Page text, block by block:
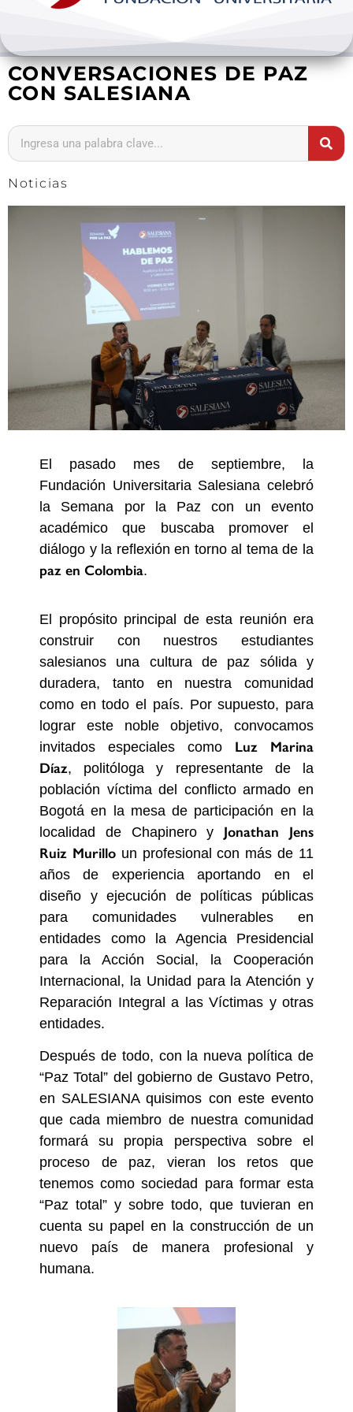
Internacionalización
Extension y desarrollo
CONVERSACIONES DE PAZ
CON SALESIANA
Noticias
El pasado mes de septiembre, la
Fundación Universitaria Salesiana celebró
la Semana por la Paz con un evento
académico que buscaba promover el
diálogo y la reflexión en torno al tema de la
paz en Colombia.
El propósito principal de esta reunión era
construir con nuestros estudiantes
salesianos una cultura de paz sólida y
duradera, tanto en nuestra comunidad
como en todo el país. Por supuesto, para
lograr este noble objetivo, convocamos
invitados especiales como
Luz Marina
Díaz, politóloga y representante de la
población víctima del conflicto armado en
Bogotáen la mesa de participación en la
localidad de Chapinero y Jonathan Jens
Ruiz Murillo un profesional con más de 11
años de experiencia aportando en el
diseño y ejecución de políticas públicas
para comunidades vulnerables en
entidades como la Agencia Presidencial
para la Acción Social, la Cooperación
Internacional, la Unidad para la Atención y
Reparación Integral a las Víctimas y otras
entidades.
Después de todo, con la nueva política de
“Paz Total” del gobierno de Gustavo Petro,
en SALESIANA quisimos con este evento
que cada miembro de nuestra comunidad
formará su propia perspectiva sobre el
proceso de paz, vieran los retos que
tenemos como sociedad para formar esta
“Paz total” y sobre todo, que tuvieran en
cuenta su papel en la construcción de un
nuevo país de manera profesional y
humana.